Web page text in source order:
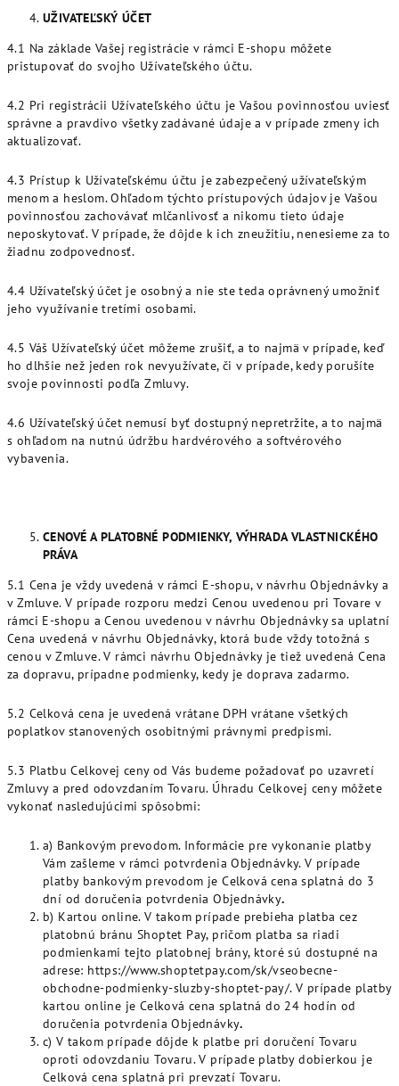
UŽIVATEĽSKÝ ÚČET
4.1 Na základe Vašej registrácie v rámci E-shopu môžete
pristupovať do svojho Užívateľského účtu.
4.2 Pri registrácii Užívateľského účtu je Vašou povinnosťou uviesť
správne a pravdivo všetky zadávané údaje a v prípade zmeny ich
aktualizovať.
4.3 Prístup k Užívateľskému účtu je zabezpečený užívateľským
menom a heslom. Ohľadom týchto prístupových údajov je Vašou
povinnosťou zachovávať mlčanlivosť a nikomu tieto údaje
neposkytovať. V prípade, že dôjde k ich zneužitiu, nenesieme za to
žiadnu zodpovednosť.
4.4 Užívateľský účet je osobný a nie ste teda oprávnený umožniť
jeho využívanie tretími osobami.
4.5 Váš Užívateľský účet môžeme zrušiť, a to najmä v prípade, keď
ho dlhšie než jeden rok nevyužívate, či v prípade, kedy porušíte
svoje povinnosti podľa Zmluvy.
4.6 Užívateľský účet nemusí byť dostupný nepretržite, a to najmä
s ohľadom na nutnú údržbu hardvérového a softvérového
vybavenia.
CENOVÉ A PLATOBNÉ PODMIENKY, VÝHRADA VLASTNICKÉHO
PRÁVA
5.1 Cena je vždy uvedená v rámci E-shopu, v návrhu Objednávky a
v Zmluve. V prípade rozporu medzi Cenou uvedenou pri Tovare v
rámci E-shopu a Cenou uvedenou v návrhu Objednávky sa uplatní
Cena uvedená v návrhu Objednávky, ktorá bude vždy totožná s
cenou v Zmluve. V rámci návrhu Objednávky je tiež uvedená Cena
za dopravu, prípadne podmienky, kedy je doprava zadarmo.
5.2 Celková cena je uvedená vrátane DPH vrátane všetkých
poplatkov stanovených osobitnými právnymi predpismi.
5.3 Platbu Celkovej ceny od Vás budeme požadovať po uzavretí
Zmluvy a pred odovzdaním Tovaru. Úhradu Celkovej ceny môžete
vykonať nasledujúcimi spôsobmi:
a) Bankovým prevodom. Informácie pre vykonanie platby
Vám zašleme v rámci potvrdenia Objednávky. V prípade
platby bankovým prevodom je Celková cena splatná do 3
dní od doručenia potvrdenia Objednávky.
b) Kartou online. V takom prípade prebieha platba cez
platobnú bránu Shoptet Pay, pričom platba sa riadi
podmienkami tejto platobnej brány, ktoré sú dostupné na
adrese: https://www.shoptetpay.com/sk/vseobecne-
obchodne-podmienky-sluzby-shoptet-pay/. V prípade platby
kartou online je Celková cena splatná do 24 hodín od
doručenia potvrdenia Objednávky.
c) V takom prípade dôjde k platbe pri doručení Tovaru
oproti odovzdaniu Tovaru. V prípade platby dobierkou je
Celková cena splatná pri prevzatí Tovaru.